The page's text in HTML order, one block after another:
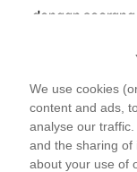
dengan
Mengapa itu
Detail tepi
Meminta
Serbaguna
We use cookies
content and ads,
analyse our
and the sharing of
about your use of